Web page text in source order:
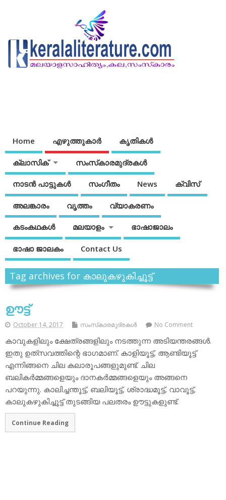
Home എഴുത്തുകാര്‍ കൃതികൾ
ക്ലാസിക് സംസ്‌കാരമുദ്രകള്‍
നാടന്‍ പാട്ടുകള്‍ സംഗീതം News ക്വിസ്
അലങ്കാരം വൃത്തം വ്യാകരണം
കടംകഥകള്‍ മലയാളം ഭാഷാജാലം
ഭാഷാ ജാലകം Contact Us
Tag archives for കാലുകഴുകിച്ചൂട്ട്
ഊട്ട്‌
October 14, 2017 സംസ്‌കാരമുദ്രകള്‍ No Comment
കാവുകളിലും ക്ഷേത്രങ്ങളിലും നടത്തുന്ന അടിയന്തരങ്ങള്‍.
ഇതു ഉത്‌സവത്തിന്റെ ഭാഗമാണ്. കാളിയൂട്ട്, ആണ്ടിയൂട്ട്
എന്നിങ്ങനെ ചില കലാരൂപങ്ങളുമുണ്ട്. ചില
ബലികര്‍മ്മങ്ങളെയും ദാനകര്‍മ്മങ്ങളെയും അങ്ങനെ
പറയുന്നു. കാലിച്ചന്തൂട്ട്, ബലിയൂട്ട്, ശ്രാദ്ധമൂട്ട്, വാവൂട്ട്,
കാലുകഴുകിച്ചൂട്ട് തുടങ്ങിയ പലതരം ഊട്ടുകളുണ്ട്.
Continue Reading